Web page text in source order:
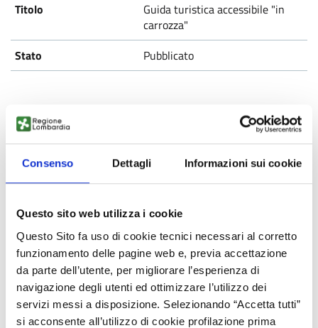
Consenso Dettagli Informazioni sui cookie
Questo sito web utilizza i cookie
Questo Sito fa uso di cookie tecnici necessari al corretto
funzionamento delle pagine web e, previa accettazione
da parte dell’utente, per migliorare l’esperienza di
navigazione degli utenti ed ottimizzare l’utilizzo dei
servizi messi a disposizione. Selezionando “Accetta tutti”
si acconsente all’utilizzo di cookie profilazione prima
Guida turistica accessibile "in
carrozza"
Pubblicato
Presenti!
Coffeefrom
Pubblicato